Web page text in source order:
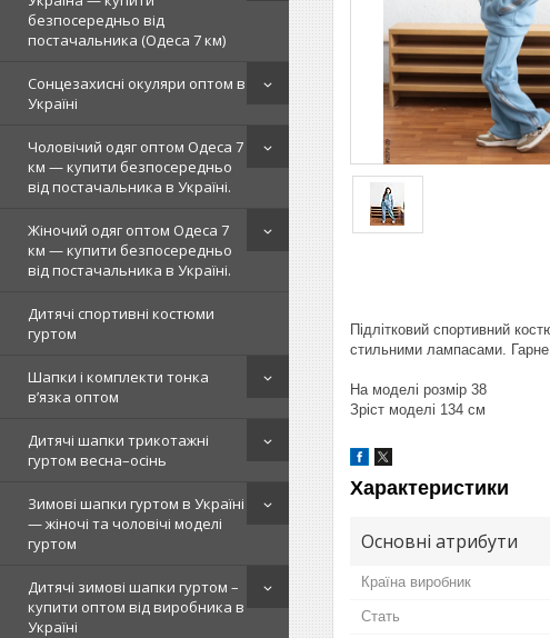
безпосередньо від
постачальника (Одеса 7 км)
Сонцезахисні окуляри оптом в
Україні
Чоловічий одяг оптом Одеса 7
км — купити безпосередньо
від постачальника в Україні.
Жіночий одяг оптом Одеса 7
км — купити безпосередньо
від постачальника в Україні.
Дитячі спортивні костюми
гуртом
Шапки і комплекти тонка
в’язка оптом
Дитячі шапки трикотажні
гуртом весна–осінь
Зимові шапки гуртом в Україні
— жіночі та чоловічі моделі
гуртом
Дитячі зимові шапки гуртом –
купити оптом від виробника в
Україні
Підлітковий спортивний
стильними лампасами. Гарне
На моделі розмір 38
Зріст моделі 134 см
Характеристики
Основні атрибути
Країна виробник
Стать